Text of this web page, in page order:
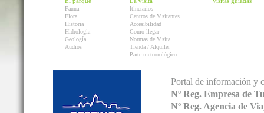
Fauna
Flora
Historia
Hidrología
Geología
Audios
Itinerarios
Centros de Visitantes
Accesibilidad
Como llegar
Normas de Visita
Tienda / Alquiler
Parte meteorológico
Portal de información y
Nº Reg. Empresa de
Nº Reg. Agencia de